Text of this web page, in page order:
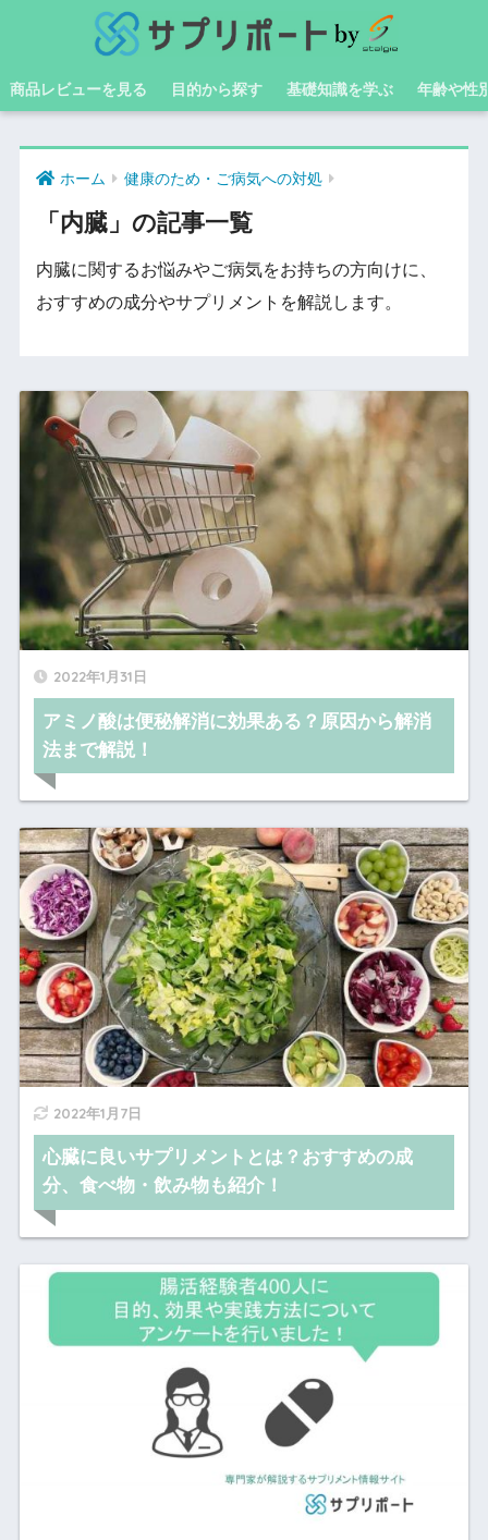
商品レビューを見る 目的から探す 基礎知識を学ぶ 年齢や性
ホーム 健康のため・ご病気への対処
「内臓」の記事一覧
内臓に関するお悩みやご病気をお持ちの方向けに、
おすすめの成分やサプリメントを解説します。
2022年1月31日
アミノ酸は便秘解消に効果ある？原因から解消
法まで解説！
2022年1月7日
心臓に良いサプリメントとは？おすすめの成
分、食べ物・飲み物も紹介！